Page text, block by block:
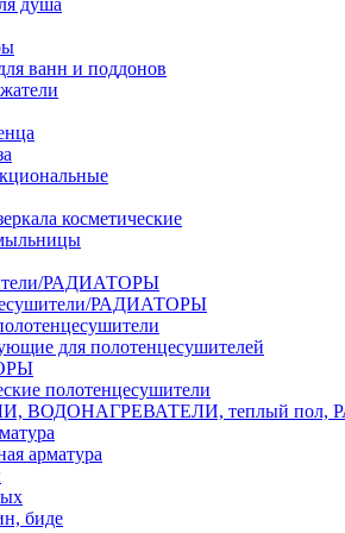
душа
ванн и поддонов
косметические
РАДИАТОРЫ
РАДИАТОРЫ
для полотенцесушителей
полотенцесушители
ВОДОНАГРЕВАТЕЛИ, теплый пол,
арматура
биде